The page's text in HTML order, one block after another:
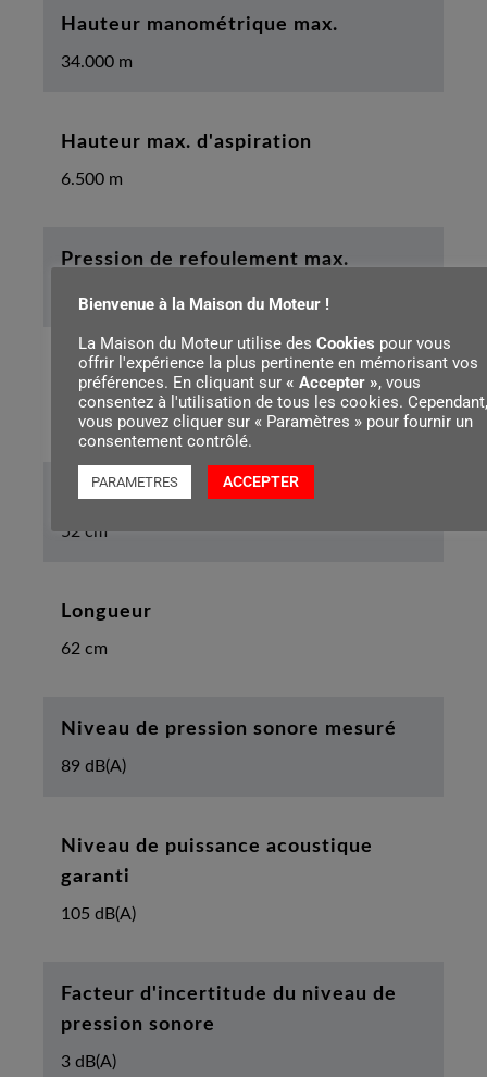
Hauteur manométrique max.
34.000 m
Hauteur max. d'aspiration
6.500 m
Pression de refoulement max.
3 bar
Largeur
Hauteur
52 cm
Longueur
62 cm
Niveau de pression sonore mesuré
89 dB(A)
Niveau de puissance acoustique
garanti
105 dB(A)
Facteur d'incertitude du niveau de
pression sonore
3 dB(A)
Bienvenue à la Maison du Moteur !
La Maison du Moteur utilise des Cookies pour vous
offrir l'expérience la plus pertinente en mémorisant vos
préférences. En cliquant sur « Accepter », vous
consentez à l'utilisation de tous les cookies. Cependant,
vous pouvez cliquer sur « Paramètres » pour fournir un
consentement contrôlé.
PARAMETRES ACCEPTER